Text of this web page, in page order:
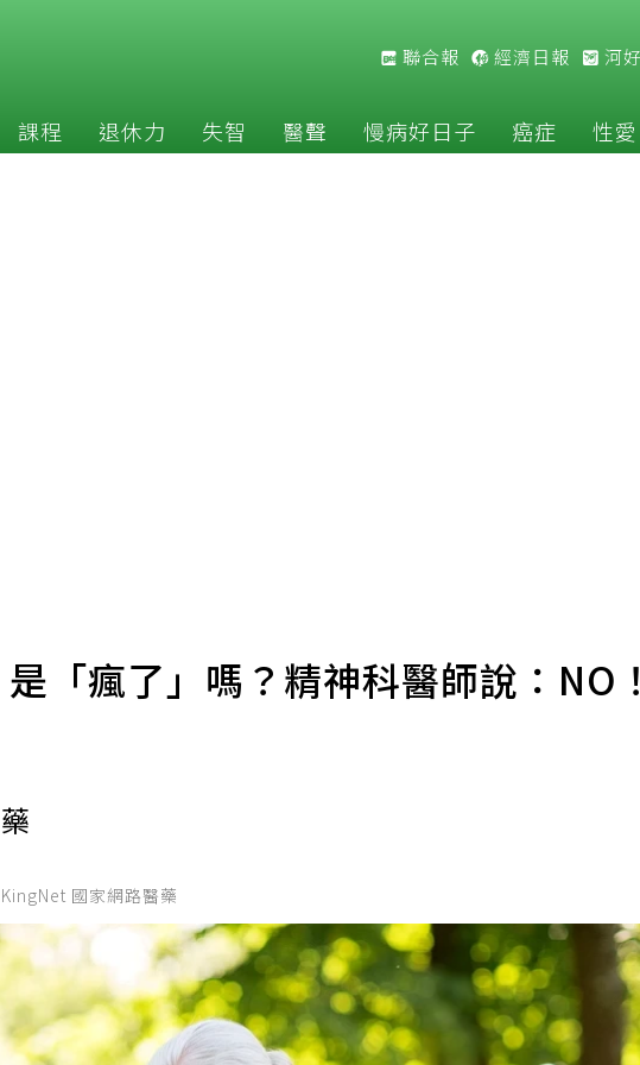
聯合報 經濟日報 河
課程 退休力 失智 醫聲 慢病好日子 癌症 性愛
「瘋了」嗎？精神科醫師說：NO
國家網路醫藥